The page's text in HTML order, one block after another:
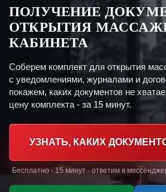
ПОЛУЧЕНИЕ
ОТКРЫТИЯ
КАБИНЕТА
Соберем комплект для открытия
с уведомлениями, журналами и
покажем, каких документов не
цену комплекта - за 15 минут.
УЗНАТЬ, КАКИХ
Бесплатно · 15 минут · ответим в